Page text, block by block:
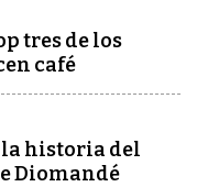
tres de los
café
la historia del
Diomandé